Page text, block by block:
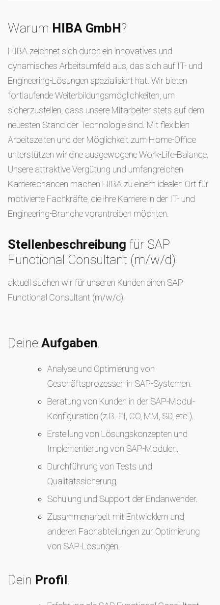
Warum HIBA GmbH?
HIBA zeichnet sich durch ein innovatives und
dynamisches Arbeitsumfeld aus, das sich auf IT- und
Engineering-Lösungen spezialisiert hat. Wir bieten
fortlaufende Weiterbildungsmöglichkeiten, um
sicherzustellen, dass unsere Mitarbeiter stets auf dem
neuesten Stand der Technologie sind. Mit flexiblen
Arbeitszeiten und der Möglichkeit zum Home-Office
unterstützen wir eine ausgewogene Work-Life-Balance.
Unsere attraktive Vergütung und umfangreichen
Karrierechancen machen HIBA zu einem idealen Ort für
motivierte Fachkräfte, die ihre Karriere in der IT- und
Engineering-Branche vorantreiben möchten.
Stellenbeschreibung für SAP
Functional Consultant (m/w/d)
aktuell suchen wir für unseren Kunden einen SAP
Functional Consultant (m/w/d)
Deine Aufgaben.
Analyse und Optimierung von
Geschäftsprozessen in SAP-Systemen.
Beratung von Kunden in der SAP-Modul-
Konfiguration (z.B. FI, CO, MM, SD, etc.).
Erstellung von Lösungskonzepten und
Implementierung von SAP-Modulen.
Durchführung von Tests und
Qualitätssicherung.
Schulung und Support der Endanwender.
Zusammenarbeit mit Entwicklern und
anderen Fachabteilungen zur Optimierung
von SAP-Lösungen.
Dein Profil.